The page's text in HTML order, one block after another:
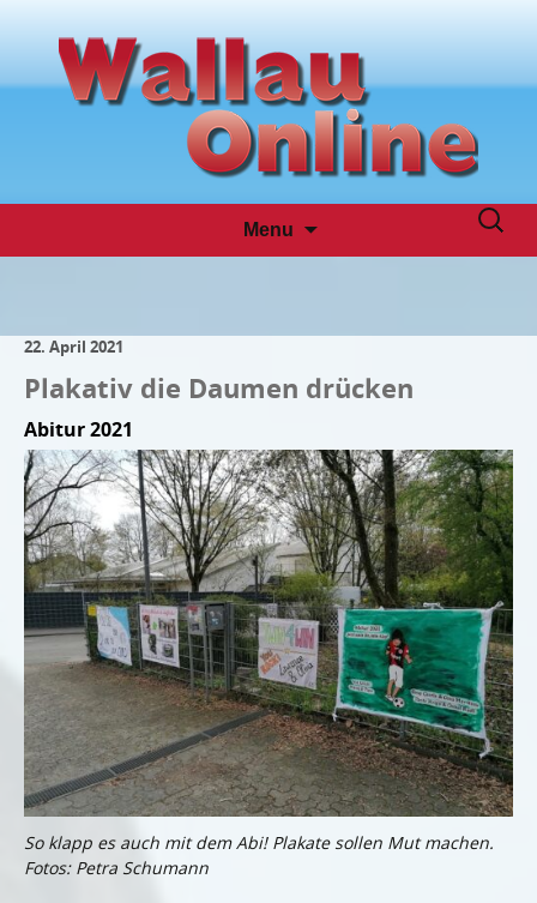
Menu
Suchen
22. April 2021
Plakativ die Daumen drücken
Abitur 2021
So klapp es auch mit dem Abi! Plakate sollen Mut machen.
Fotos: Petra Schumann